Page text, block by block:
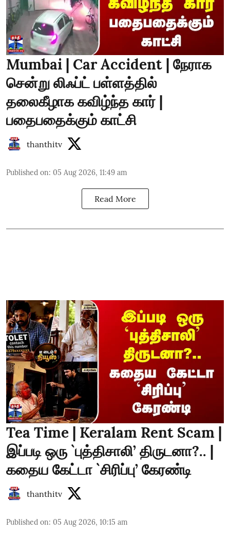
Mumbai | Car Accident | நேராக
சென்று லிஃப்ட் பள்ளத்தில்
தலைகீழாக கவிழ்ந்த கார் |
பதைபதைக்கும் காட்சி
thanthitv
Published on: 05 Aug 2026, 11:49 am
Read More
Tea Time | Keralam Rent Scam |
இப்படி ஒரு `புத்திசாலி’ திருடனா?.. |
கதைய கேட்டா `சிரிப்பு’ கேரண்டி
thanthitv
Published on: 05 Aug 2026, 10:15 am